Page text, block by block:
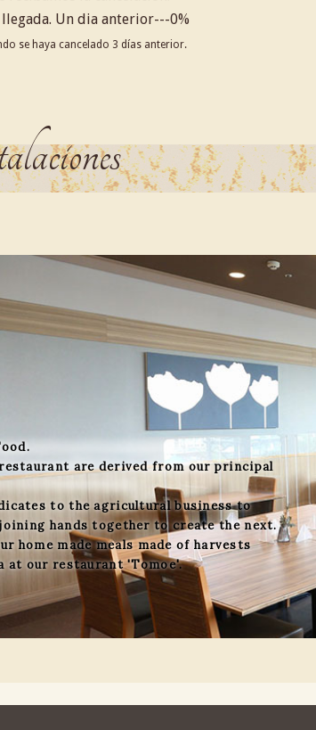
Un dia anterior---0%
se haya cancelado 3 días anterior.
are derived from our principal
to the agricultural business to
hands together to create the next.
home made meals made of harvests
at our restaurant 'Tomoe'.